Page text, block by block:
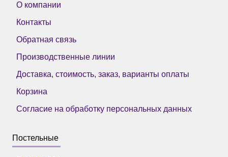
О компании
Контакты
Обратная связь
Производственные линии
Доставка, стоимость, заказ, варианты оплаты
Корзина
Согласие на обработку персональных данных
Постельные